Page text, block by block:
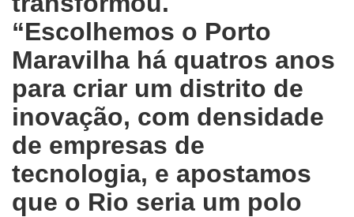
“Escolhemos o Porto
Maravilha há quatros anos
para criar um distrito de
inovação, com densidade
de empresas de
tecnologia, e apostamos
que o Rio seria um polo